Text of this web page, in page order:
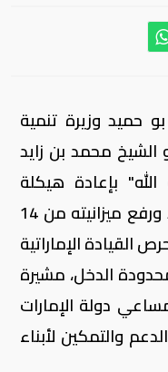
وزيرة تنمية
محمد بن زايد
بإعادة هيكلة
برنامج دعم ذوي الدخل المحدود ورفع ميزانيته من 14
حرص القيادة الإماراتية
الدخل، مشيرة
دولة الإمارات
والتمكين لأبناء